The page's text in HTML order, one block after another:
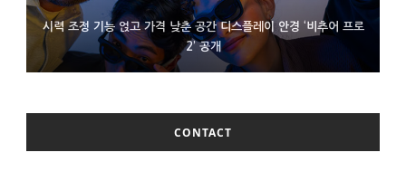
시력 조정 기능 얹고 가격 낮춘 공간 디스플레이 안경 ‘비추어 프로
2’ 공개
D램 부족에 10억달러어치 아이폰18 프로세서 패키징 대기 중
300~400달러 반지형 스피커 준비하는 오픈AI
CONTACT